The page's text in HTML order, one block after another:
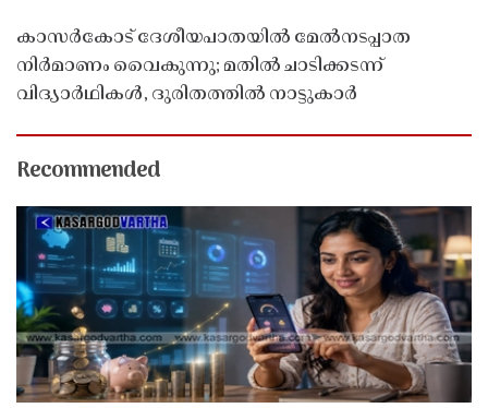
കാസർകോട് ദേശീയപാതയിൽ മേൽനടപ്പാത
നിർമാണം വൈകുന്നു; മതിൽ ചാടിക്കടന്ന്
വിദ്യാർഥികൾ, ദുരിതത്തിൽ നാട്ടുകാർ
Recommended